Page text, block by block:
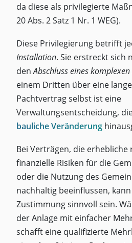
da diese als privilegierte
20 Abs. 2 Satz 1 Nr. 1 WEG).
Diese Privilegierung betrifft
Installation. Sie erstreckt sich
denAbschluss eines
einem Dritten über eine
Pachtvertrag selbst ist eine
Verwaltungsentscheidung,
bauliche Veränderung
Bei Verträgen, die erhebliche
finanzielle Risiken für die
oder die Nutzung des
nachhaltig beeinflussen,
Zustimmung sinnvoll sein.
der Anlage mit einfacher
schafft eine qualifizierte